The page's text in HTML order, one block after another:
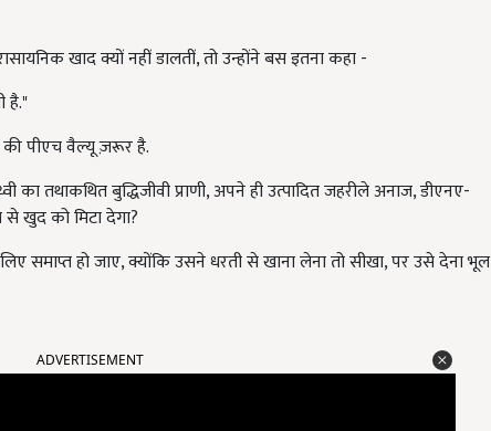
खाद क्यों नहीं डालतीं, तो उन्होंने बस इतना कहा -
है."
की पीएच वैल्यू ज़रूर है.
का तथाकथित बुद्धिजीवी प्राणी, अपने ही उत्पादित जहरीले अनाज, डीएनए-
खुद को मिटा देगा?
समाप्त हो जाए, क्योंकि उसने धरती से खाना लेना तो सीखा, पर उसे देना भूल